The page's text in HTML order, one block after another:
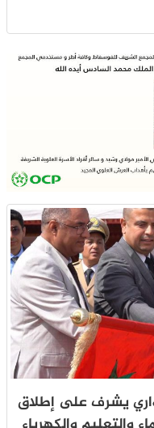
يشرف على إطلاق